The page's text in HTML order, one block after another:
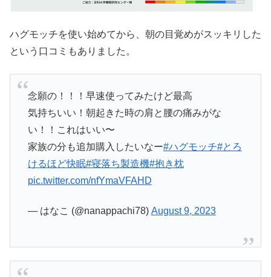
ハグモッチを使い始めてから、朝の目覚めがスッキリした
という口コミもありました。
念願の！！！早速使ってみたけど最高
気持ちいい！朝起きた時の肩と腰の痛みがな
い！！これはいい〜
家族の分も追加購入したいなー#ハグモッチ#とろ
けるほど快眠#寝落ち製造機#抱き枕
pic.twitter.com/nfYmaVFAHD
— はなこ (@nanappachi78) August 9, 2023